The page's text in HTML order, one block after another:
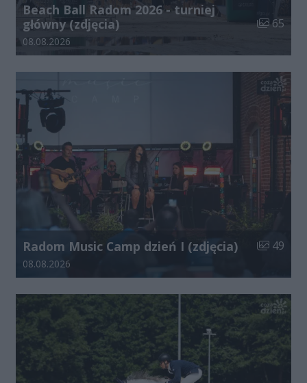
Beach Ball Radom 2026 - turniej
główny (zdjęcia)
Liczba
65
Data dodania galerii:
08.08.2026
Radom Music Camp dzień I (zdjęcia) Liczba
49
Data dodania galerii:
08.08.2026